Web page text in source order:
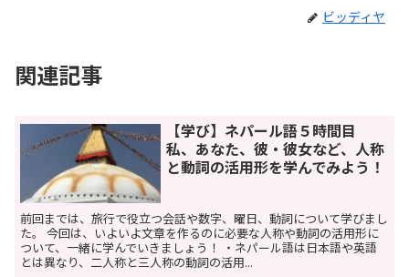
ビッディヤ
関連記事
【学び】ネパール語５時間目
私、あなた、彼・彼女など、人称
と動詞の活用形を学んでみよう！
前回までは、旅行で役立つ会話や数字、曜日、動詞について学びまし
た。 今回は、いよいよ文章を作るのに必要な人称や動詞の活用形に
ついて、一緒に学んでいきましょう！ ・ネパール語は日本語や英語
とは異なり、二人称と三人称の動詞の活用...